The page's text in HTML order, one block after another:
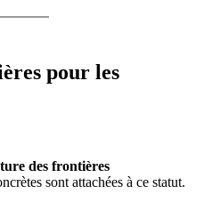
pour les
des frontières
sont attachées à ce statut.